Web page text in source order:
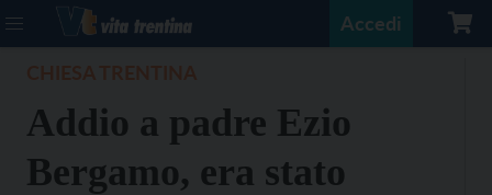
Accedi
Addio a padre Ezio
Bergamo, era stato